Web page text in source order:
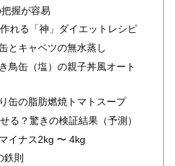
握が容易
れる「神」ダイエットレシピ
とキャベツの無水蒸し
鳥缶（塩）の親子丼風オート
缶の脂肪燃焼トマトスープ
る？驚きの検証結果（予測）
イナス2kg 〜 4kg
則